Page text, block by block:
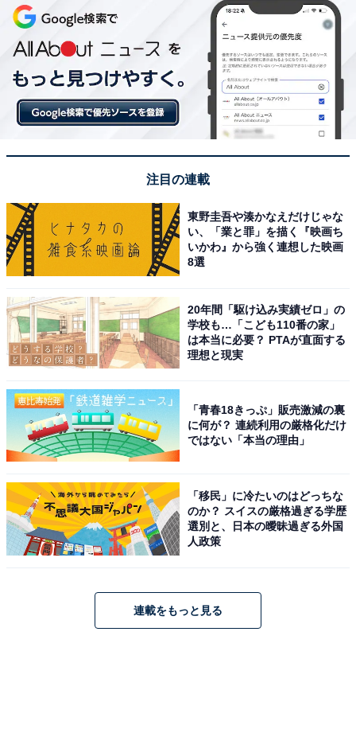
同率2位：かき醤油味付のり（広島海苔）／53票
同率2位は、広島海苔の「かき醤油味付のり」です。広
油」で味付けされた高級海苔。パリッとした食感ととも
に広がる磯の香りと、甘辛い醤油の味わいは、ご飯のお
供としてだけでなく、お酒の肴としても絶品です。1000
円未満という手頃な価格ながら、広島の海の幸を存分に
感じられる実用的なお土産として選ばれています。
回答者からは「広島の特産である牡蠣や海苔を使った味
付けが広島らしさを感じさせるからです」（20代女性／
大阪府）、「広島名産の牡蠣エキスを使っていて美味し
したかき醤油味付のりは、広島らしさを強く感じられる
商品です。ごはんのお供として日常的に使えるため実用
性も高く、観光土産感が強すぎないのも魅力です。食文
感じるお土産として適していると思います」（30代女性
／秋田県）といった声が集まりました。
注目の連載
東野圭吾や湊かなえだけじゃな
い、「業と罪」を描く『映画ち
いかわ』から強く連想した映画
8選
20年間「駆け込み実績ゼロ」の
学校も…「こども110番の家」
は本当に必要？ PTAが直面する
理想と現実
「青春18きっぷ」販売激減の裏
に何が？ 連続利用の厳格化だけ
ではない「本当の理由」
「移民」に冷たいのはどっちな
のか？ スイスの厳格過ぎる学歴
選別と、日本の曖昧過ぎる外国
人政策
連載をもっと見る